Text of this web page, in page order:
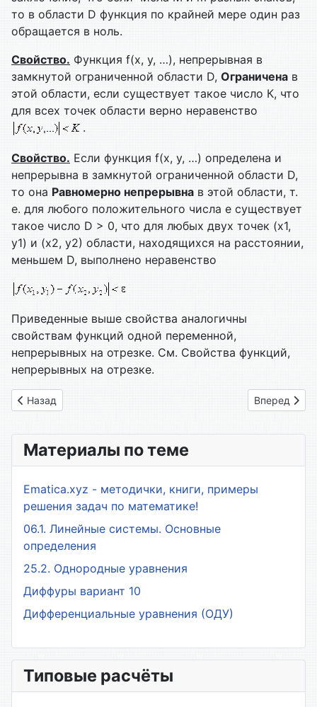
то в области D функция по крайней мере один раз
обращается в ноль.
Свойство. Функция f(x, y, …), непрерывная в
замкнутой ограниченной области D, Ограничена в
этой области, если существует такое число К, что
для всех точек области верно неравенство
.
Свойство. Если функция f(x, y, …) определена и
непрерывна в замкнутой ограниченной области D,
то она Равномерно непрерывна в этой области, т.
е. для любого положительного числа e существует
такое число D > 0, что для любых двух точек (х1,
y1) и (х2, у2) области, находящихся на расстоянии,
меньшем D, выполнено неравенство
Приведенные выше свойства аналогичны
свойствам функций одной переменной,
непрерывных на отрезке. См. Свойства функций,
непрерывных на отрезке.
Предыдущий: 63. Площадь поверхности тела вращения
Назад Следующий:
Вперед
Материалы по теме
Ematica.xyz - методички, книги, примеры
решения задач по математике!
06.1. Линейные системы. Основные
определения
25.2. Однородные уравнения
Диффуры вариант 10
Дифференциальные уравнения (ОДУ)
Типовые расчёты